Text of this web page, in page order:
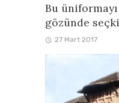
Bu
gözünde
27 Mart 2017